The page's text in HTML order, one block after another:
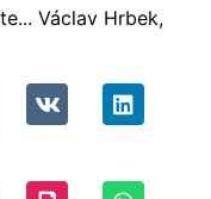
Václav Hrbek,